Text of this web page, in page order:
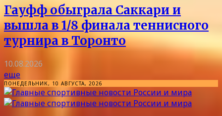
Гауфф обыграла Саккари и
вышла в 1/8 финала теннисного
турнира в Торонто
10.08.2026
еще
ПОНЕДЕЛЬНИК, 10 АВГУСТА, 2026